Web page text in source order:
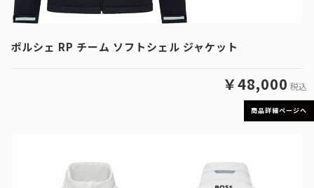
ポルシェ RP チーム ソフトシェル ジャケット
￥48,000 税込
商品詳細ページへ